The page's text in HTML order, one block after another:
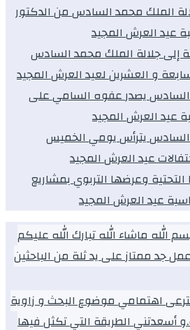
الملك محمد السادس من الدكتور
عيد العرش المجيد
إلى جلالة الملك محمد السادس
و العشرين لعيد العرش المجيد
السادس يصدر عفوه السامي على
يترأس يومي الخميس
عيد العرش المجيد
وعرضها التربوي بمشاريع
عيد العرش المجيد
الله ماشاء الله تبارك الله عليكم
جد ممتاز على يد ثلة من الباحثين
اهتمامي موضوع البحث و زاوية
أسعدتني الطريقة التي تكثل فيها